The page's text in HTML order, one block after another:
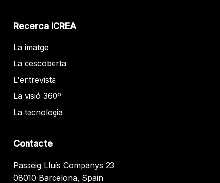
Recerca ICREA
La imatge
La descoberta
L'entrevista
La visió 360º
La tecnologia
Contacte
Passeig Lluís Companys 23
08010 Barcelona, Spain